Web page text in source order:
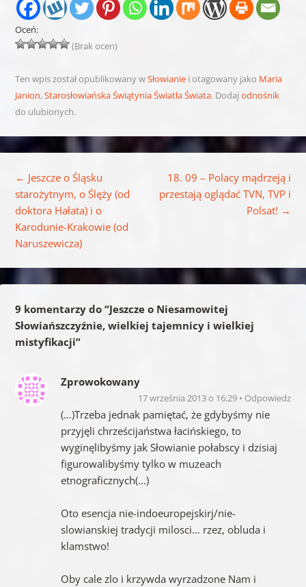
Oceń:
(Brak ocen)
Ten wpis został opublikowany wSłowianiei otagowany jako Maria
Janion,Starosłowiańska Świątynia Światła Świata. Dodaj odnośnik
do ulubionych.
← Jeszcze o Śląsku
starożytnym, o Ślęży (od
doktora Hałata) i o
Karodunie-Krakowie (od
Naruszewicza)
18. 09 – Polacy mądrzeją i
przestają oglądać TVN, TVP i
Polsat! →
9 komentarzy do “Jeszcze o Niesamowitej
Słowiańszczyźnie, wielkiej tajemnicy i wielkiej
mistyfikacji”
Zprowokowany
17 września 2013 o 16:29 Odpowiedz
(…)Trzeba jednak pamiętać, że gdybyśmy nie
przyjęli chrześcijaństwa łacińskiego, to
wyginęlibyśmy jak Słowianie połabscy i dzisiaj
figurowalibyśmy tylko w muzeach
etnograficznych(…)
Oto esencja nie-indoeuropejskirj/nie-
slowianskiej tradycji milosci… rzez, obluda i
klamstwo!
Oby cale zlo i krzywda wyrzadzone Nam i